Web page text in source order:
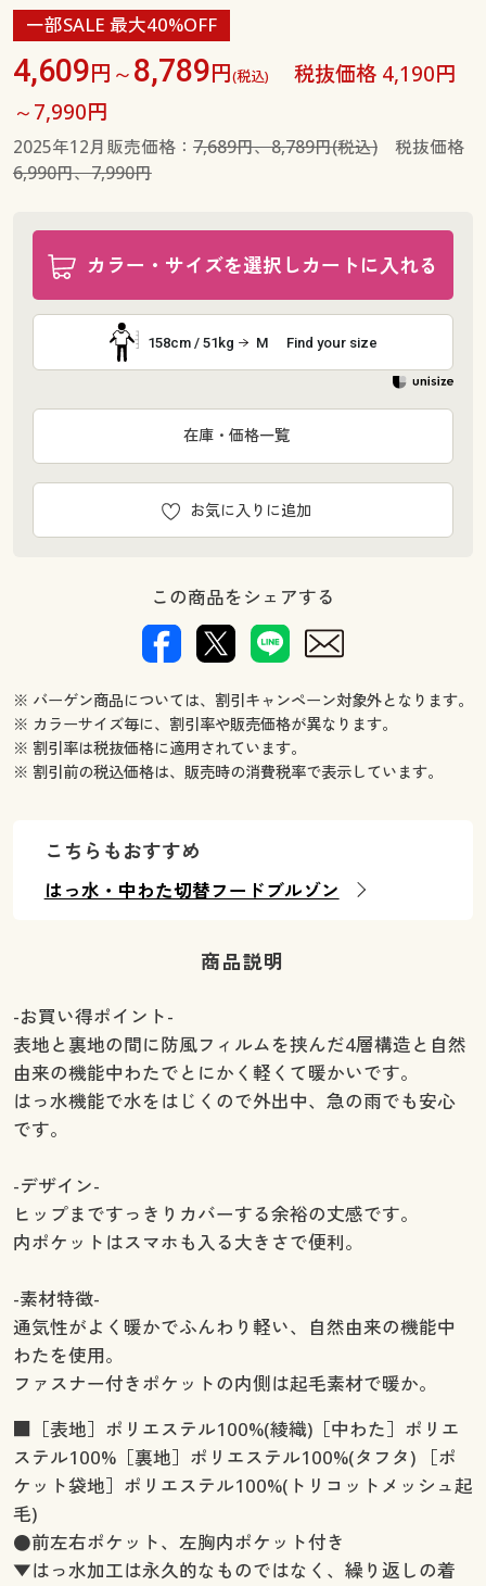
よくある質問とお問い合わせ
一部SALE 最大40%OFF
4,609円～8,789円(税込)
税抜価格 4,190円
～7,990円
2025年12月販売価格： 7,689円、8,789円(税込)税抜価格
6,990円、7,990円
カラー・サイズを選択しカートに入れる
158cm / 51kg M Find your size
お気に入りに追加
在庫・価格一覧
この商品をシェアする
※ バーゲン商品については、割引キャンペーン対象外となります。
※ カラーサイズ毎に、割引率や販売価格が異なります。
※ 割引率は税抜価格に適用されています。
※ 割引前の税込価格は、販売時の消費税率で表示しています。
こちらもおすすめ
はっ水・中わた切替フードブルゾン
商品説明
-お買い得ポイント-
表地と裏地の間に防風フィルムを挟んだ4層構造と自然
由来の機能中わたでとにかく軽くて暖かいです。
はっ水機能で水をはじくので外出中、急の雨でも安心
です。
-デザイン-
ヒップまですっきりカバーする余裕の丈感です。
内ポケットはスマホも入る大きさで便利。
-素材特徴-
通気性がよく暖かでふんわり軽い、自然由来の機能中
わたを使用。
ファスナー付きポケットの内側は起毛素材で暖か。
■［表地］ポリエステル100%(綾織)［中わた］ポリエ
ステル100%［裏地］ポリエステル100%(タフタ) ［ポ
ケット袋地］ポリエステル100%(トリコットメッシュ起
毛)
●前左右ポケット、左胸内ポケット付き
▼はっ水加工は永久的なものではなく、繰り返しの着